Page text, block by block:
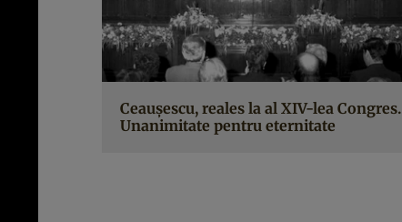
Ceauşescu, reales la al XIV-lea Congres.
Unanimitate pentru eternitate